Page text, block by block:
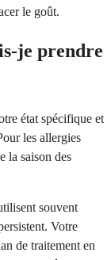
le goût.
je prendre
état spécifique et
les allergies
la saison des
souvent
Votre
de traitement en